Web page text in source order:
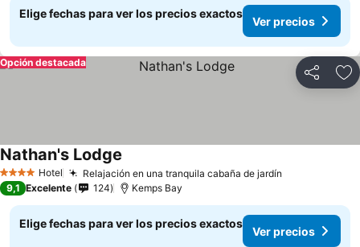
Elige fechas para ver los precios exactos
Ver precios
Compartir
Opción destacada
4 EstrellasHotel Relajación en una tranquila cabaña de jardín
Nathan's Lodge
9,1 Excelente 124 Kemps Bay
Elige fechas para ver los precios exactos
Ver precios